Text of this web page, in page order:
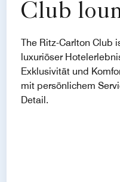
Club
The Ritz-Carlton Club
luxuriöser
Exklusivität und
mit persönlichem
Detail.